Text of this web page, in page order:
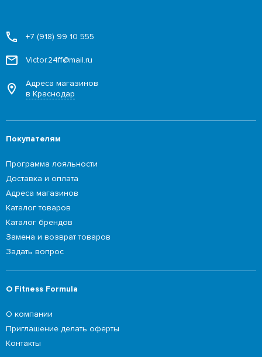
+7 (918) 99 10 555
Victor.24ff@mail.ru
Адреса магазинов
в Краснодар
Покупателям
Программа лояльности
Доставка и оплата
Адреса магазинов
Каталог товаров
Каталог брендов
Замена и возврат товаров
Задать вопрос
О Fitness Formula
О компании
Приглашение делать оферты
Контакты